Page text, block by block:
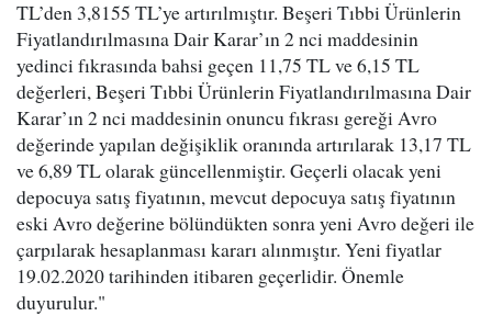
TL’den 3,8155 TL’ye artırılmıştır. Beşeri Tıbbi Ürünlerin
Fiyatlandırılmasına Dair Karar’ın 2 nci maddesinin
yedinci fıkrasında bahsi geçen 11,75 TL ve 6,15 TL
değerleri, Beşeri Tıbbi Ürünlerin Fiyatlandırılmasına Dair
Karar’ın 2 nci maddesinin onuncu fıkrası gereği Avro
değerinde yapılan değişiklik oranında artırılarak 13,17 TL
ve 6,89 TL olarak güncellenmiştir. Geçerli olacak yeni
depocuya satış fiyatının, mevcut depocuya satış fiyatının
eski Avro değerine bölündükten sonra yeni Avro değeri ile
çarpılarak hesaplanması kararı alınmıştır. Yeni fiyatlar
19.02.2020 tarihinden itibaren geçerlidir. Önemle
duyurulur."